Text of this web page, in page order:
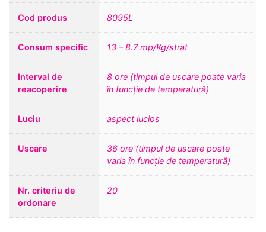
Cod produs 8095L
Consum specific 13 – 8.7 mp/Kg/strat
Interval de
reacoperire
8 ore (timpul de uscare poate varia
în funcție de temperatură)
Luciu aspect lucios
Uscare
36 ore (timpul de uscare poate
varia în funcție de temperatură)
Nr. criteriu de
ordonare
20